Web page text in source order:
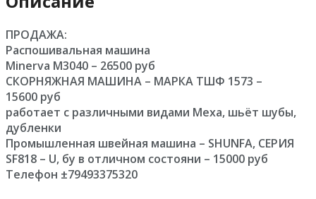
ПРОДАЖА:
Распошивальная машина
Minerva М3040 – 26500 руб
СКОРНЯЖНАЯ МАШИНА – МАРКА ТШФ 1573 –
15600 руб
работает с различными видами Меха, шьёт шубы,
дубленки
Промышленная швейная машина – SHUNFA, СЕРИЯ
SF818 – U, бу в отличном состояни – 15000 руб
Телефон ±79493375320